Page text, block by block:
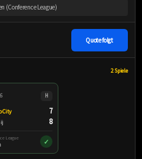
(Conference League)
Quote folgt
2 Spiele
H
City 7
8
League ✓